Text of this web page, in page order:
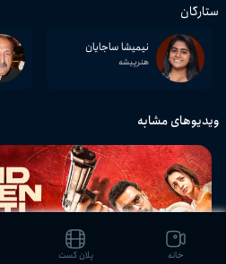
ستارگان
نیمیشا ساجایان
هنرپیشه
ویدیوهای مشابه
خانه پلان کست